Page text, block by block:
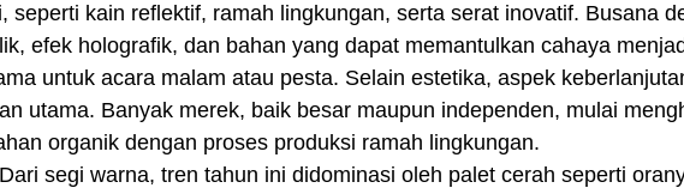
seperti kain reflektif, ramah lingkungan, serta serat inovatif. Busana
efek holografik, dan bahan yang dapat memantulkan cahaya
untuk acara malam atau pesta. Selain estetika, aspek
utama. Banyak merek, baik besar maupun independen, mulai
organik dengan proses produksi ramah lingkungan.